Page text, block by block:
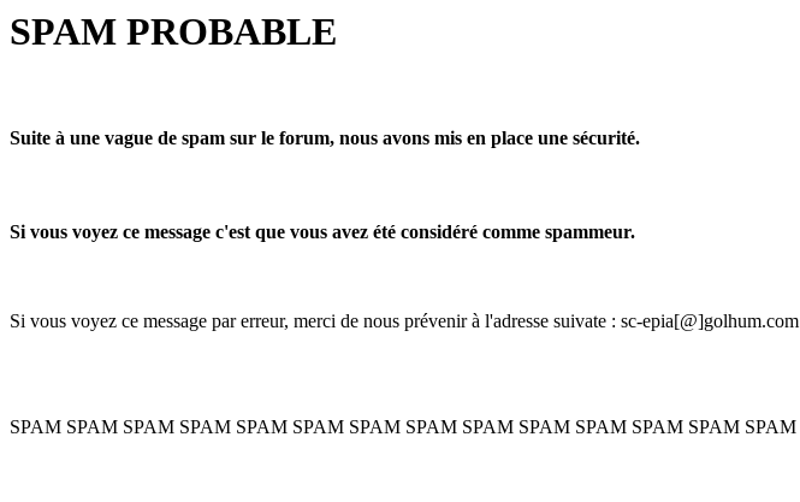
SPAM PROBABLE
Suite à une vague de spam sur le forum, nous avons mis en place une sécurité.
Si vous voyez ce message c'est que vous avez été considéré comme spammeur.
Si vous voyez ce message par erreur, merci de nous prévenir à l'adresse suivate : sc-epia[@]golhum.com
SPAM SPAM SPAM SPAM SPAM SPAM SPAM SPAM SPAM SPAM SPAM SPAM SPAM SPAM